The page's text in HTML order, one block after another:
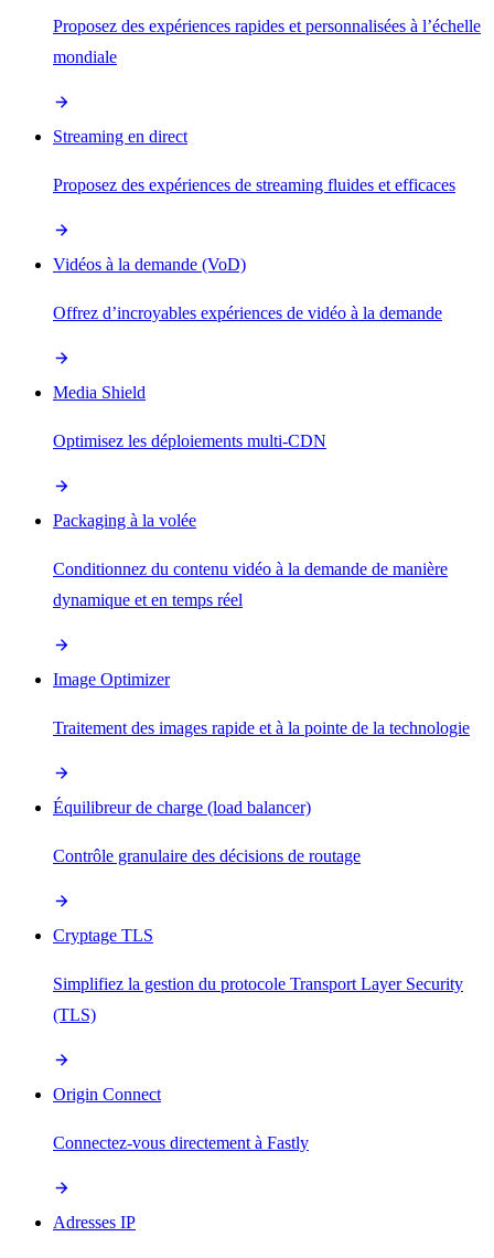
Proposez des expériences rapides et personnalisées à l’échelle
mondiale
Streaming en direct
Proposez des expériences de streaming fluides et efficaces
Vidéos à la demande (VoD)
Offrez d’incroyables expériences de vidéo à la demande
Media Shield
Optimisez les déploiements multi-CDN
Packaging à la volée
Conditionnez du contenu vidéo à la demande de manière
dynamique et en temps réel
Image Optimizer
Traitement des images rapide et à la pointe de la technologie
Équilibreur de charge (load balancer)
Contrôle granulaire des décisions de routage
Cryptage TLS
Simplifiez la gestion du protocole Transport Layer Security
(TLS)
Origin Connect
Connectez-vous directement à Fastly
Adresses IP